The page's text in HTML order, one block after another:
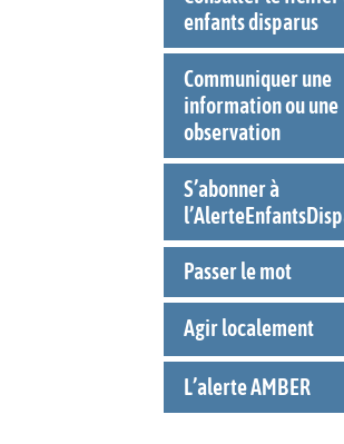
enfants disparus
Communiquer une
information ou une
observation
S’abonner à
Passer le mot
Agir localement
L’alerte AMBER